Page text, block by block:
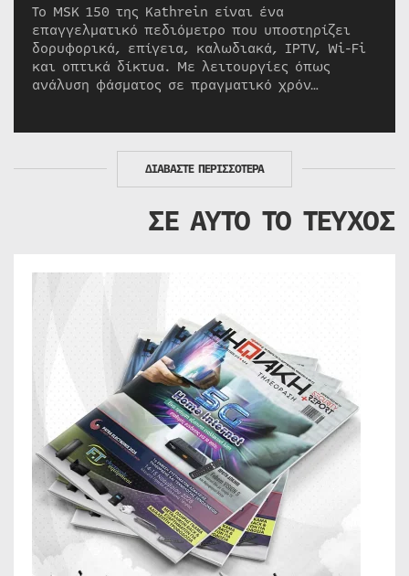
Το MSK 150 της Kathrein είναι ένα
επαγγελματικό πεδιόμετρο που υποστηρίζει
δορυφορικά, επίγεια, καλωδιακά, IPTV, Wi-Fi
και οπτικά δίκτυα. Με λειτουργίες όπως
ανάλυση φάσματος σε πραγματικό χρόν…
ΔΙΑΒΑΣΤΕ ΠΕΡΙΣΣΟΤΕΡΑ
ΣΕ ΑΥΤΟ ΤΟ ΤΕΥΧΟΣ